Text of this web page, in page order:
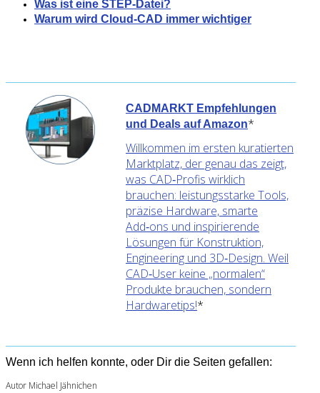
Was ist eine STEP-Datei?
Warum wird Cloud-CAD immer wichtiger
CADMARKT Empfehlungen
und Deals auf Amazon*
Willkommen im ersten kuratierten
Marktplatz, der genau das zeigt,
was CAD‑Profis wirklich
brauchen: leistungsstarke Tools,
präzise Hardware, smarte
Add‑ons und inspirierende
Lösungen für Konstruktion,
Engineering und 3D‑Design. Weil
CAD‑User keine „normalen“
Produkte brauchen, sondern
Hardwaretips!*
Wenn ich helfen konnte, oder Dir die Seiten gefallen:
Autor Michael Jähnichen